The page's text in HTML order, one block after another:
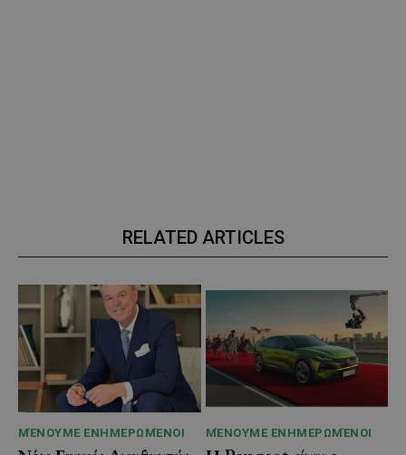
RELATED ARTICLES
ΜΈΝΟΥΜΕ ΕΝΗΜΕΡΩΜΈΝΟΙ ΜΈΝΟΥΜΕ ΕΝΗΜΕΡΩΜΈΝΟΙ